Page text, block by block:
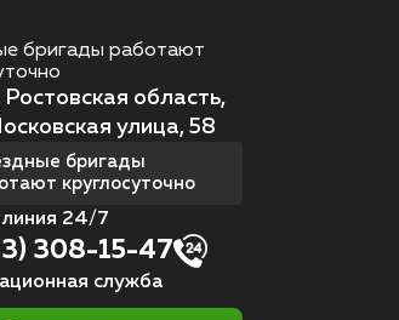
бригады работают
Ростовская область,
улица, 58
бригады
круглосуточно
линия 24/7
308-15-47
служба